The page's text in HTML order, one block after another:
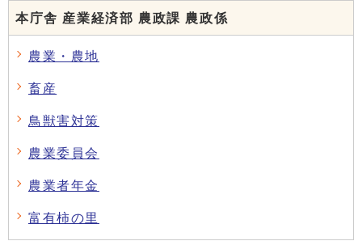
本庁舎 産業経済部 農政課 農政係
農業・農地
畜産
鳥獣害対策
農業委員会
農業者年金
富有柿の里